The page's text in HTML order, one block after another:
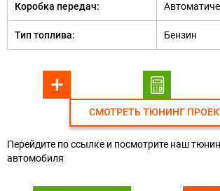
Коробка передач:
Тип топлива: Бензин
СМОТРЕТЬ ТЮНИНГ
Перейдите по ссылке и посмотрите наш
автомобиля